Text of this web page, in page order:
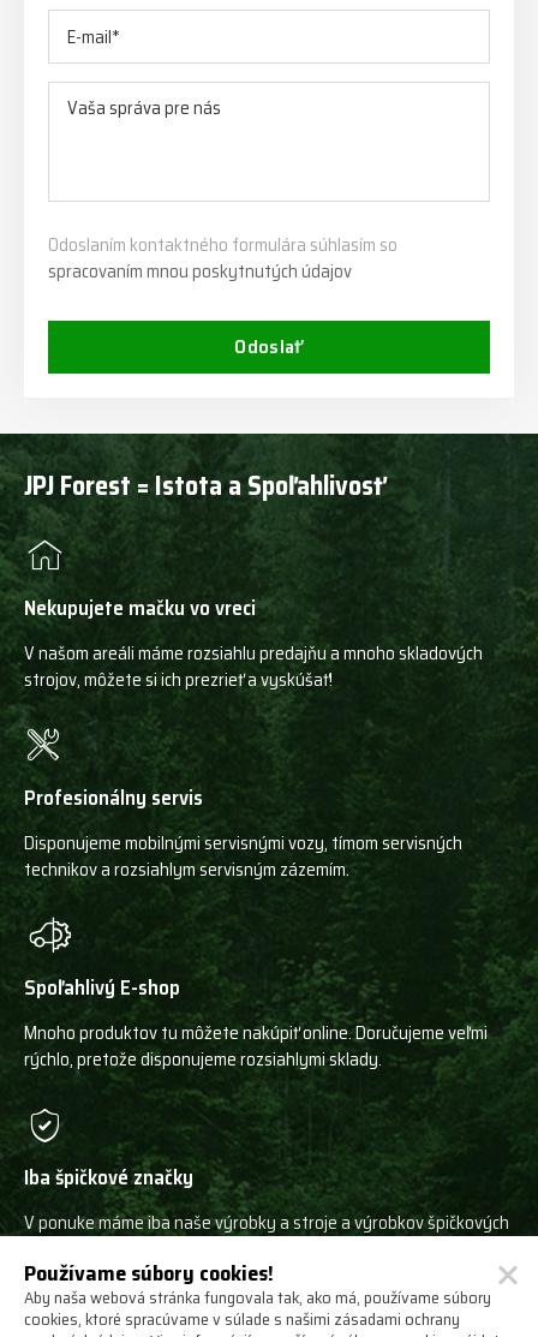
Odoslaním kontaktného formulára súhlasím so
spracovaním mnou poskytnutých údajov
Odoslať
JPJ Forest = Istota a Spoľahlivosť
Nekupujete mačku vo vreci
V našom areáli máme rozsiahlu predajňu a mnoho skladových
strojov, môžete si ich prezrieť a vyskúšať!
Profesionálny servis
Disponujeme mobilnými servisnými vozy, tímom servisných
technikov a rozsiahlym servisným zázemím.
Spoľahlivý E-shop
Mnoho produktov tu môžete nakúpiť online. Doručujeme veľmi
rýchlo, pretože disponujeme rozsiahlymi sklady.
Iba špičkové značky
V ponuke máme iba naše výrobky a stroje a výrobkov špičkových
Používame súbory cookies!
Aby naša webová stránka fungovala tak, ako má, používame súbory
cookies, ktoré spracúvame v súlade s našimi zásadami ochrany